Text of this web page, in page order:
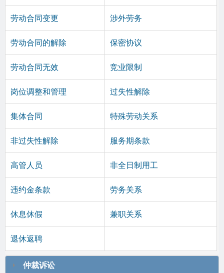
劳动合同变更 涉外劳务
劳动合同的解除 保密协议
劳动合同无效 竞业限制
岗位调整和管理 过失性解除
集体合同 特殊劳动关系
非过失性解除 服务期条款
高管人员 非全日制用工
违约金条款 劳务关系
休息休假 兼职关系
退休返聘
仲裁诉讼